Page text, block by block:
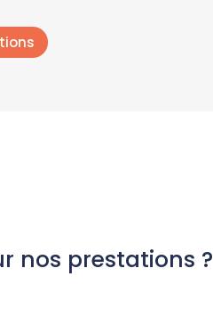
nos prestations ?